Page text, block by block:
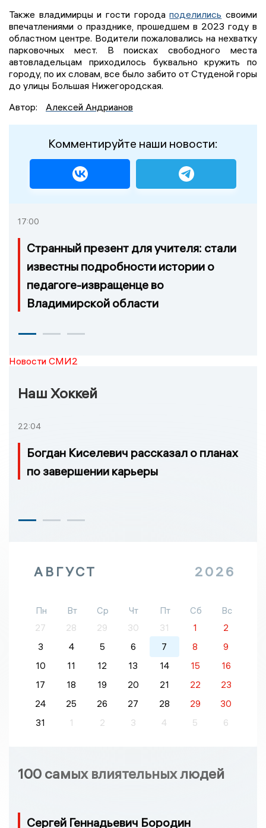
Также владимирцы и гости городаподелились своими
впечатлениями о празднике, прошедшем в 2023 году в
областном центре. Водители пожаловались на нехватку
парковочных мест. В поисках свободного места
автовладельцам приходилось буквально кружить по
городу, по их словам, все было забито от Студеной горы
до улицы Большая Нижегородская.
Автор:
Алексей Андрианов
Комментируйте наши новости:
17:00
Странный презент для учителя: стали
известны подробности истории о
педагоге-извращенце во
Владимирской области
Новости СМИ2
Наш Хоккей
22:04
Богдан Киселевич рассказал о планах
по завершении карьеры
АВГУСТ 2026
Пн Вт Ср Чт Пт Сб
Вс
27
28 29 30 31 1
2
3
4 5 6 7 8
9
10
11 12 13 14 15
16
17
18 19 20 21 22
23
24
25 26 27 28 29
30
31
1 2 3 4 5 6
100 самых влиятельных людей
Сергей Геннадьевич Бородин